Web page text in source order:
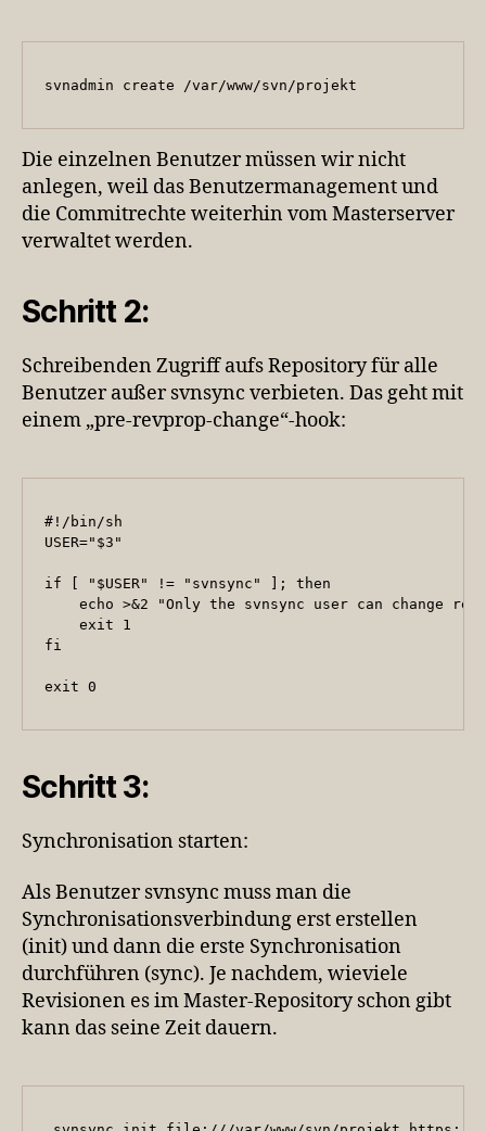
svnadmin create /var/www/svn/projekt
Die einzelnen Benutzer müssen wir nicht
anlegen, weil das Benutzermanagement und
die Commitrechte weiterhin vom Masterserver
verwaltet werden.
Schritt 2:
Schreibenden Zugriff aufs Repository für alle
Benutzer außer svnsync verbieten. Das geht mit
einem „pre-revprop-change“-hook:
#!/bin/sh
USER="$3"
if [ "$USER" != "svnsync" ]; then
echo >&2 "Only the svnsync user can change
    exit 1
fi
exit 0
Schritt 3:
Synchronisation starten:
Als Benutzer svnsync muss man die
Synchronisationsverbindung erst erstellen
(init) und dann die erste Synchronisation
durchführen (sync). Je nachdem, wieviele
Revisionen es im Master-Repository schon gibt
kann das seine Zeit dauern.